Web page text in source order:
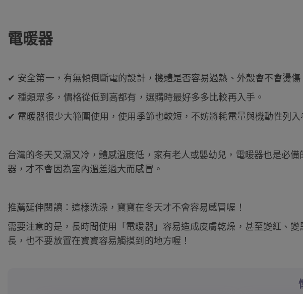
電暖器
✔ 安全第一，有無傾倒斷電的設計，機體是否容易過熱、外殼會不會燙傷
✔ 種類眾多，價格從低到高都有，選購時最好多多比較再入手。
✔ 電暖器很少大範圍使用，使用季節也較短，不妨將耗電量與機動性列入
台灣的冬天又濕又冷，體感溫度低，家有老人或嬰幼兒，電暖器也是必
器，才不會因為室內溫差過大而感冒。
推薦延伸閱讀： 這樣洗澡，寶寶在冬天才不會容易感冒喔！
需要注意的是，長時間使用「電暖器」容易造成皮膚乾燥，甚至變紅、
長，也不要放置在寶寶容易觸摸到的地方喔！